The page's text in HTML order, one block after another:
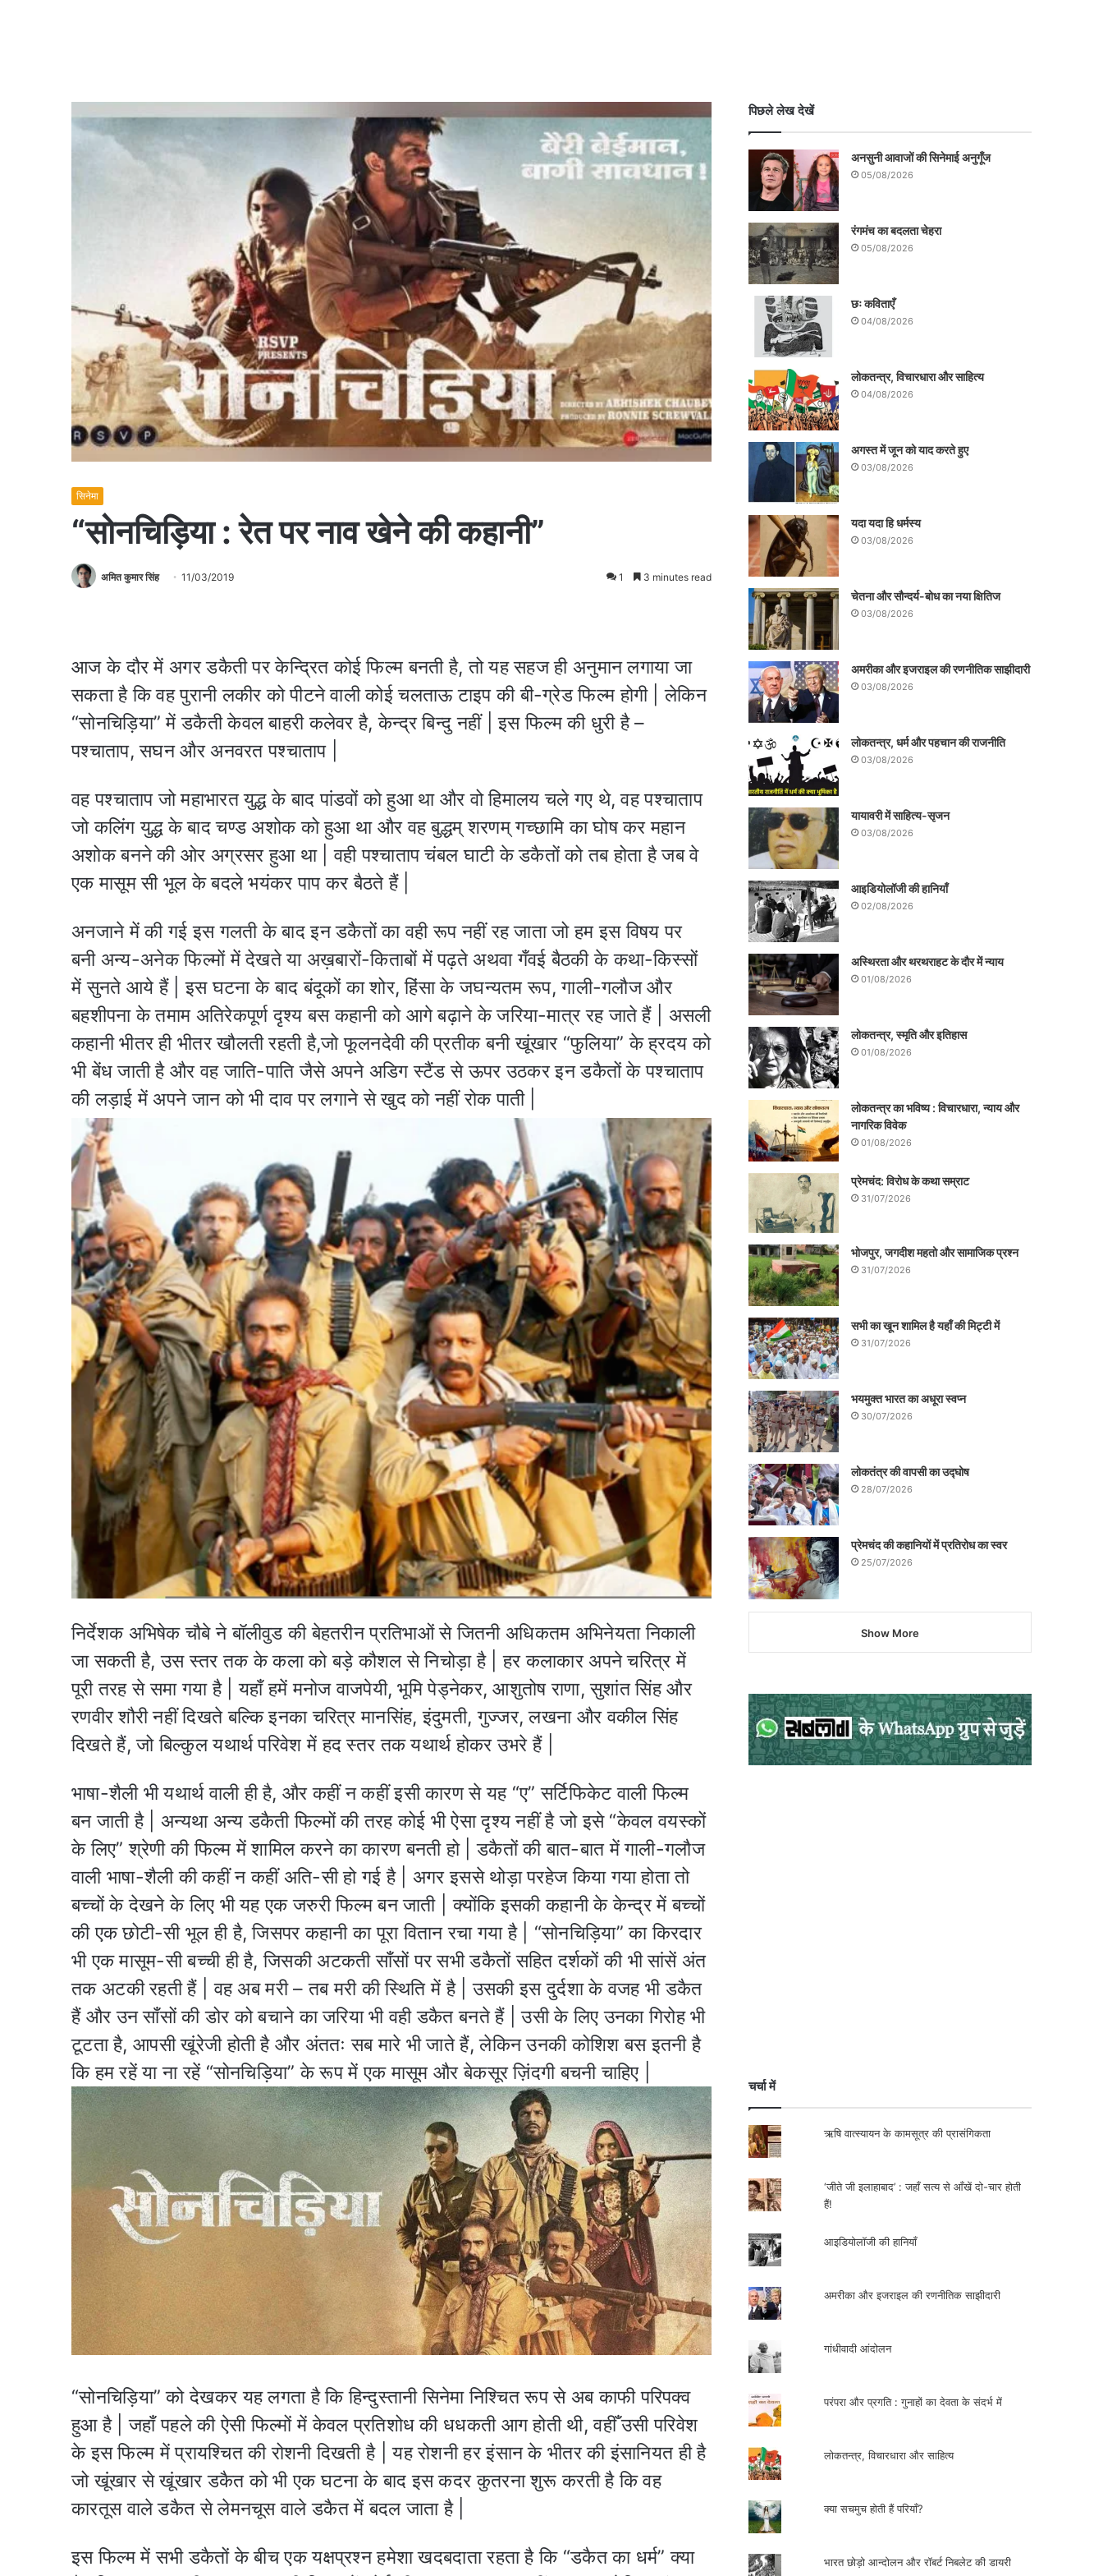
सिनेमा
“सोनचिड़िया : रेत पर नाव खेने की कहानी”
अमित कुमार सिंह 11/03/2019 1 3 minutes read
आज के दौर में अगर डकैती पर केन्द्रित कोई फिल्म बनती है, तो यह सहज ही अनुमान लगाया जा
सकता है कि वह पुरानी लकीर को पीटने वाली कोई चलताऊ टाइप की बी-ग्रेड फिल्म होगी | लेकिन
“सोनचिड़िया” में डकैती केवल बाहरी कलेवर है, केन्द्र बिन्दु नहीं | इस फिल्म की धुरी है –
पश्चाताप, सघन और अनवरत पश्चाताप |
वह पश्चाताप जो महाभारत युद्ध के बाद पांडवों को हुआ था और वो हिमालय चले गए थे, वह पश्चाताप
जो कलिंग युद्ध के बाद चण्ड अशोक को हुआ था और वह बुद्धम् शरणम् गच्छामि का घोष कर महान
अशोक बनने की ओर अग्रसर हुआ था | वही पश्चाताप चंबल घाटी के डकैतों को तब होता है जब वे
एक मासूम सी भूल के बदले भयंकर पाप कर बैठते हैं |
अनजाने में की गई इस गलती के बाद इन डकैतों का वही रूप नहीं रह जाता जो हम इस विषय पर
बनी अन्य-अनेक फिल्मों में देखते या अख़बारों-किताबों में पढ़ते अथवा गँवई बैठकी के कथा-किस्सों
में सुनते आये हैं | इस घटना के बाद बंदूकों का शोर, हिंसा के जघन्यतम रूप, गाली-गलौज और
बहशीपना के तमाम अतिरेकपूर्ण दृश्य बस कहानी को आगे बढ़ाने के जरिया-मात्र रह जाते हैं | असली
कहानी भीतर ही भीतर खौलती रहती है,जो फूलनदेवी की प्रतीक बनी खूंखार “फुलिया” के ह्रदय को
भी बेंध जाती है और वह जाति-पाति जैसे अपने अडिग स्टैंड से ऊपर उठकर इन डकैतों के पश्चाताप
की लड़ाई में अपने जान को भी दाव पर लगाने से खुद को नहीं रोक पाती |
निर्देशक अभिषेक चौबे ने बॉलीवुड की बेहतरीन प्रतिभाओं से जितनी अधिकतम अभिनेयता निकाली
जा सकती है, उस स्तर तक के कला को बड़े कौशल से निचोड़ा है | हर कलाकार अपने चरित्र में
पूरी तरह से समा गया है | यहाँ हमें मनोज वाजपेयी, भूमि पेड्नेकर, आशुतोष राणा, सुशांत सिंह और
रणवीर शौरी नहीं दिखते बल्कि इनका चरित्र मानसिंह, इंदुमती, गुज्जर, लखना और वकील सिंह
दिखते हैं, जो बिल्कुल यथार्थ परिवेश में हद स्तर तक यथार्थ होकर उभरे हैं |
भाषा-शैली भी यथार्थ वाली ही है, और कहीं न कहीं इसी कारण से यह “ए” सर्टिफिकेट वाली फिल्म
बन जाती है | अन्यथा अन्य डकैती फिल्मों की तरह कोई भी ऐसा दृश्य नहीं है जो इसे “केवल वयस्कों
के लिए” श्रेणी की फिल्म में शामिल करने का कारण बनती हो | डकैतों की बात-बात में गाली-गलौज
वाली भाषा-शैली की कहीं न कहीं अति-सी हो गई है | अगर इससे थोड़ा परहेज किया गया होता तो
बच्चों के देखने के लिए भी यह एक जरुरी फिल्म बन जाती | क्योंकि इसकी कहानी के केन्द्र में बच्चों
की एक छोटी-सी भूल ही है, जिसपर कहानी का पूरा वितान रचा गया है | “सोनचिड़िया” का किरदार
भी एक मासूम-सी बच्ची ही है, जिसकी अटकती साँसों पर सभी डकैतों सहित दर्शकों की भी सांसें अंत
तक अटकी रहती हैं | वह अब मरी – तब मरी की स्थिति में है | उसकी इस दुर्दशा के वजह भी डकैत
हैं और उन साँसों की डोर को बचाने का जरिया भी वही डकैत बनते हैं | उसी के लिए उनका गिरोह भी
टूटता है, आपसी खूंरेजी होती है और अंततः सब मारे भी जाते हैं, लेकिन उनकी कोशिश बस इतनी है
कि हम रहें या ना रहें “सोनचिड़िया” के रूप में एक मासूम और बेकसूर ज़िंदगी बचनी चाहिए |
“सोनचिड़िया” को देखकर यह लगता है कि हिन्दुस्तानी सिनेमा निश्चित रूप से अब काफी परिपक्व
हुआ है | जहाँ पहले की ऐसी फिल्मों में केवल प्रतिशोध की धधकती आग होती थी, वहीँ उसी परिवेश
के इस फिल्म में प्रायश्चित की रोशनी दिखती है | यह रोशनी हर इंसान के भीतर की इंसानियत ही है
जो खूंखार से खूंखार डकैत को भी एक घटना के बाद इस कदर कुतरना शुरू करती है कि वह
कारतूस वाले डकैत से लेमनचूस वाले डकैत में बदल जाता है |
इस फिल्म में सभी डकैतों के बीच एक यक्षप्रश्न हमेशा खदबदाता रहता है कि “डकैत का धर्म” क्या
पिछले लेख देखें
अनसुनी आवाजों की सिनेमाई अनुगूँज
05/08/2026
रंगमंच का बदलता चेहरा
05/08/2026
छः कविताएँ
04/08/2026
लोकतन्त्र, विचारधारा और साहित्य
04/08/2026
अगस्त में जून को याद करते हुए
03/08/2026
यदा यदा हि धर्मस्य
03/08/2026
चेतना और सौन्दर्य-बोध का नया क्षितिज
03/08/2026
अमरीका और इजराइल की रणनीतिक साझीदारी
03/08/2026
लोकतन्त्र, धर्म और पहचान की राजनीति
03/08/2026
यायावरी में साहित्य-सृजन
03/08/2026
आइडियोलॉजी की हानियाँ
02/08/2026
अस्थिरता और थरथराहट के दौर में न्याय
01/08/2026
लोकतन्त्र, स्मृति और इतिहास
01/08/2026
लोकतन्त्र का भविष्य : विचारधारा, न्याय और
नागरिक विवेक
01/08/2026
प्रेमचंद: विरोध के कथा सम्राट
31/07/2026
भोजपुर, जगदीश महतो और सामाजिक प्रश्न
31/07/2026
सभी का खून शामिल है यहाँ की मिट्टी में
31/07/2026
भयमुक्त भारत का अधूरा स्वप्न
30/07/2026
लोकतंत्र की वापसी का उद्घोष
28/07/2026
प्रेमचंद की कहानियों में प्रतिरोध का स्वर
25/07/2026
Show More
चर्चा में
ऋषि वात्स्यायन के कामसूत्र की प्रासंगिकता
‘जीते जी इलाहाबाद’ : जहाँ सत्य से आँखें दो-चार होती
हैं!
आइडियोलॉजी की हानियाँ
अमरीका और इजराइल की रणनीतिक साझीदारी
गांधीवादी आंदोलन
परंपरा और प्रगति : गुनाहों का देवता के संदर्भ में
लोकतन्त्र, विचारधारा और साहित्य
क्या सचमुच होती हैं परियाँ?
भारत छोड़ो आन्दोलन और रॉबर्ट निबलेट की डायरी